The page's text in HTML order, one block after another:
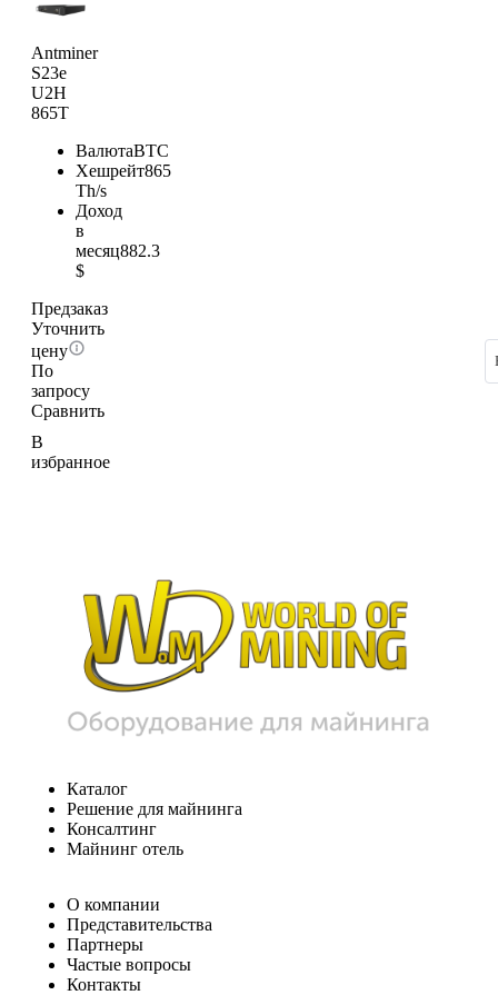
Antminer
S23e
U2H
865T
ВалютаBTC
Хешрейт865
Th/s
Доход
в
месяц882.3
$
Предзаказ
Уточнить
цену
По
запросу
Сравнить
В
избранное
Каталог
Решение для майнинга
Консалтинг
Майнинг отель
О компании
Представительства
Партнеры
Частые вопросы
Контакты